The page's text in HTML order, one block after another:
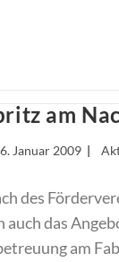
am
Januar 2009
des
auch das
am